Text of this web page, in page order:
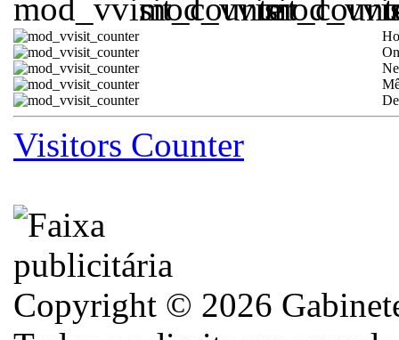
Visitors Counter
Copyright © 2026